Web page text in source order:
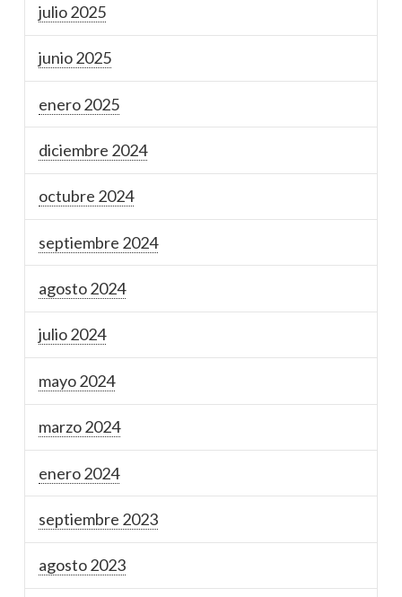
julio 2025
junio 2025
enero 2025
diciembre 2024
octubre 2024
septiembre 2024
agosto 2024
julio 2024
mayo 2024
marzo 2024
enero 2024
septiembre 2023
agosto 2023